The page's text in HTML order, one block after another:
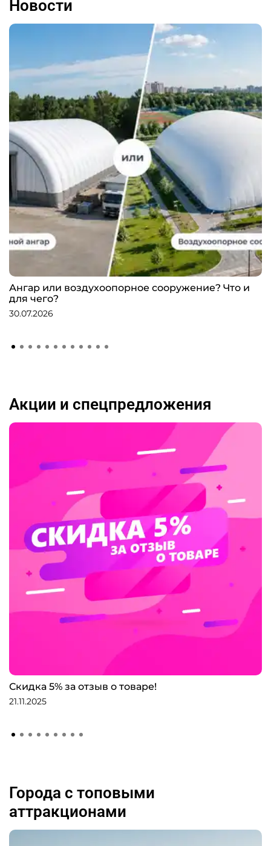
Новости
Ангар или воздухоопорное сооружение? Что и
для чего?
30.07.2026
Акции и спецпредложения
Скидка 5% за отзыв о товаре!
21.11.2025
Города с топовыми
аттракционами